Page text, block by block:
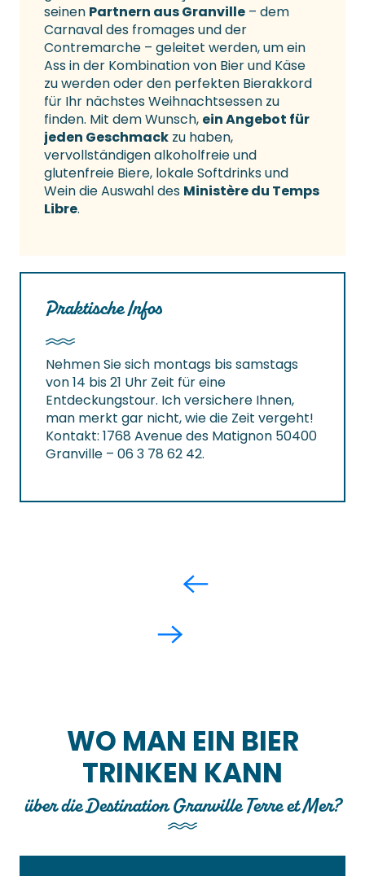
seinen Partnern aus Granville – dem
Carnaval des fromages und der
Contremarche – geleitet werden, um ein
Ass in der Kombination von Bier und Käse
zu werden oder den perfekten Bierakkord
für Ihr nächstes Weihnachtsessen zu
finden. Mit dem Wunsch, ein Angebot für
jeden Geschmack zu haben,
vervollständigen alkoholfreie und
glutenfreie Biere, lokale Softdrinks und
Wein die Auswahl des Ministère du Temps
Libre.
Praktische Infos
Nehmen Sie sich montags bis samstags
von 14 bis 21 Uhr Zeit für eine
Entdeckungstour. Ich versichere Ihnen,
man merkt gar nicht, wie die Zeit vergeht!
Kontakt: 1768 Avenue des Matignon 50400
Granville – 06 3 78 62 42.
WO MAN EIN BIER
TRINKEN KANN
über die Destination Granville Terre et Mer?